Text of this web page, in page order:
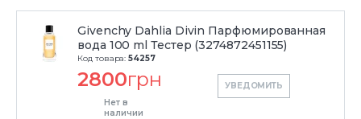
Givenchy Dahlia Divin Парфюмированная
вода 100 ml Тестер (3274872451155)
Код товара: 54257
2800грн
Нет в
наличии
УВЕДОМИТЬ